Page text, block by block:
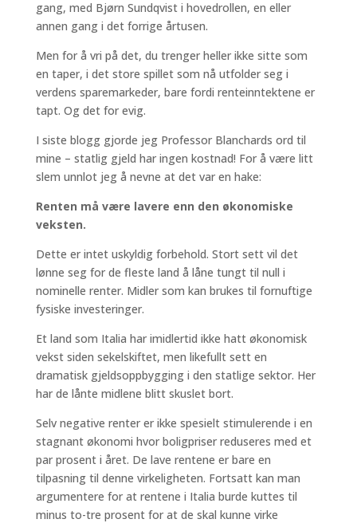
gang, med Bjørn Sundqvist i hovedrollen, en eller
annen gang i det forrige årtusen.
Men for å vri på det, du trenger heller ikke sitte som
en taper, i det store spillet som nå utfolder seg i
verdens sparemarkeder, bare fordi renteinntektene er
tapt. Og det for evig.
I siste blogg gjorde jeg Professor Blanchards ord til
mine – statlig gjeld har ingen kostnad! For å være litt
slem unnlot jeg å nevne at det var en hake:
Renten må være lavere enn den økonomiske
veksten.
Dette er intet uskyldig forbehold. Stort sett vil det
lønne seg for de fleste land å låne tungt til null i
nominelle renter. Midler som kan brukes til fornuftige
fysiske investeringer.
Et land som Italia har imidlertid ikke hatt økonomisk
vekst siden sekelskiftet, men likefullt sett en
dramatisk gjeldsoppbygging i den statlige sektor. Her
har de lånte midlene blitt skuslet bort.
Selv negative renter er ikke spesielt stimulerende i en
stagnant økonomi hvor boligpriser reduseres med et
par prosent i året. De lave rentene er bare en
tilpasning til denne virkeligheten. Fortsatt kan man
argumentere for at rentene i Italia burde kuttes til
minus to-tre prosent for at de skal kunne virke